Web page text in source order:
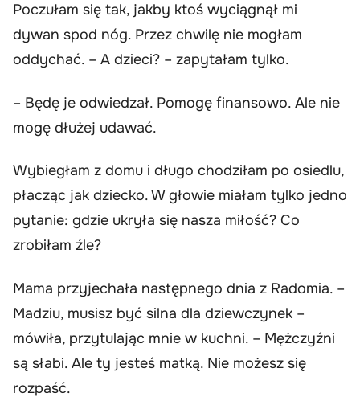
Poczułam się tak, jakby ktoś wyciągnął mi
dywan spod nóg. Przez chwilę nie mogłam
oddychać. – A dzieci? – zapytałam tylko.
– Będę je odwiedzał. Pomogę finansowo. Ale nie
mogę dłużej udawać.
Wybiegłam z domu i długo chodziłam po osiedlu,
płacząc jak dziecko. W głowie miałam tylko jedno
pytanie: gdzie ukryła się nasza miłość? Co
zrobiłam źle?
Mama przyjechała następnego dnia z Radomia. –
Madziu, musisz być silna dla dziewczynek –
mówiła, przytulając mnie w kuchni. – Mężczyźni
są słabi. Ale ty jesteś matką. Nie możesz się
rozpaść.